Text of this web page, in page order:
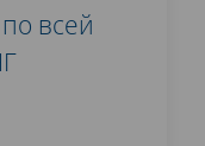
всей